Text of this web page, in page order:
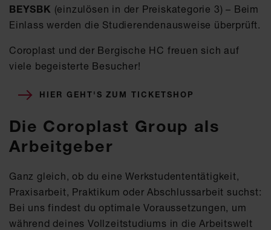
BEYSBK (einzulösen in der Preiskategorie 3) – Beim
Einlass werden die Studierendenausweise überprüft.
Coroplast und der Bergische HC freuen sich auf
viele begeisterte Besucher!
HIER GEHT'S ZUM TICKETSHOP
Die Coroplast Group als
Arbeitgeber
Ganz gleich, ob du eine Werkstudententätigkeit,
Praxisarbeit, Praktikum oder Abschlussarbeit suchst:
Bei uns findest du optimale Voraussetzungen, um
während deines Vollzeitstudiums in die Arbeitswelt